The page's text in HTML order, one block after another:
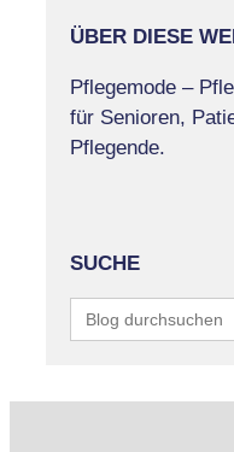
ÜBER DIESE
Pflegemode –
für Senioren,
Pflegende.
SUCHE
Search
for: